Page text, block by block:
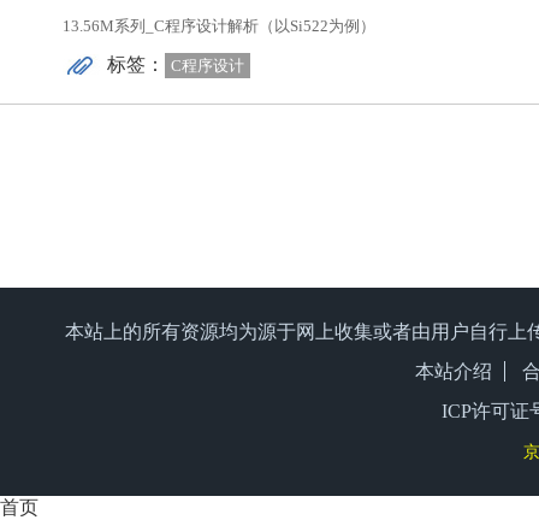
13.56M系列_C程序设计解析（以Si522为例）
标签： C程序设计
本站上的所有资源均为源于网上收集或者由用户自行
本站介绍
ICP许可证
首页